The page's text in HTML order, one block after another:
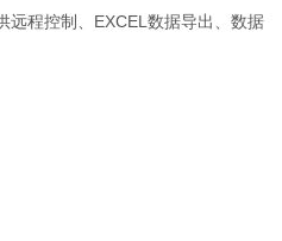
远程控制、EXCEL数据导出、数据